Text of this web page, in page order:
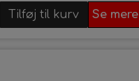
Tilføj til kurv Se mere